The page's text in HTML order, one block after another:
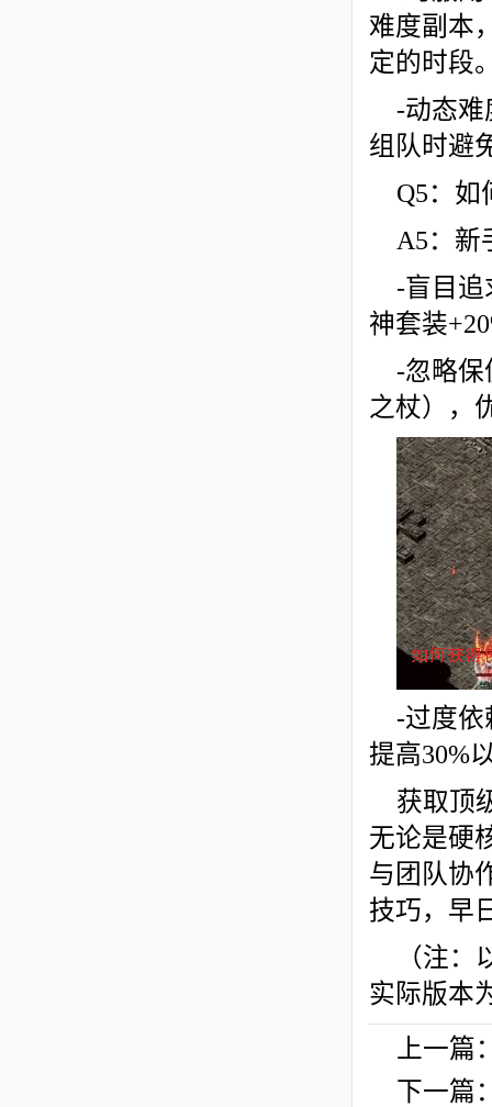
难度副本
定的时段
-动态难
组队时避
Q5：如
A5：新
-盲目追
神套装
-忽略保
之杖），
-过度依
提高30%
获取顶
无论是硬
与团队协
技巧，早
（注
实际版本
上一篇
下一篇